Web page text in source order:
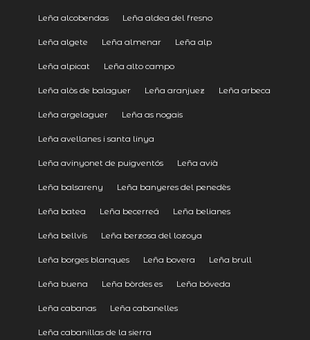
Leña alcobendas Leña aldea del fresno
Leña algete Leña almenar Leña alp
Leña alpicat Leña alto campo
Leña alòs de balaguer Leña aranjuez Leña arbeca
Leña argelaguer Leña as nogais
Leña avellanes i santa linya
Leña avinyonet de puigventós Leña avià
Leña balsareny Leña banyeres del penedès
Leña batea Leña becerreá Leña belianes
Leña bellvís Leña berzosa del lozoya
Leña borges blanques Leña bovera Leña brull
Leña buena Leña bòrdes es Leña bóveda
Leña cabanas Leña cabanelles
Leña cabanillas de la sierra